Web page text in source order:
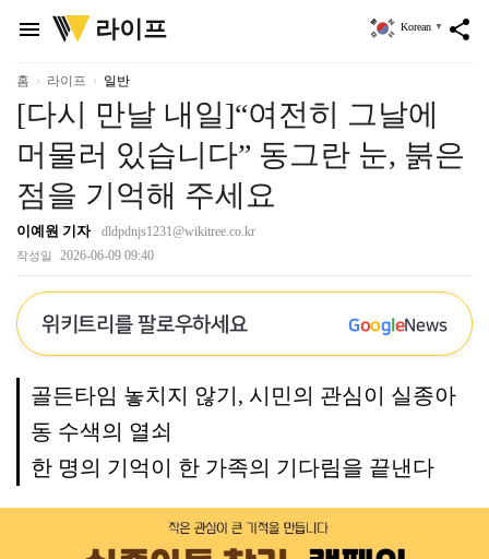
menu
위
키
리
라이프 share
Korean ▼
홈 라이프 일반
[다시 만날 내일]“여전히 그날에
머물러 있습니다” 동그란 눈, 붉은
점을 기억해 주세요
이예원 기자 dldpdnjs1231@wikitree.co.kr
작성일 2026-06-09 09:40
위키트리를 팔로우하세요 GoogleNews
골든타임 놓치지 않기, 시민의 관심이 실종아
동 수색의 열쇠
한 명의 기억이 한 가족의 기다림을 끝낸다